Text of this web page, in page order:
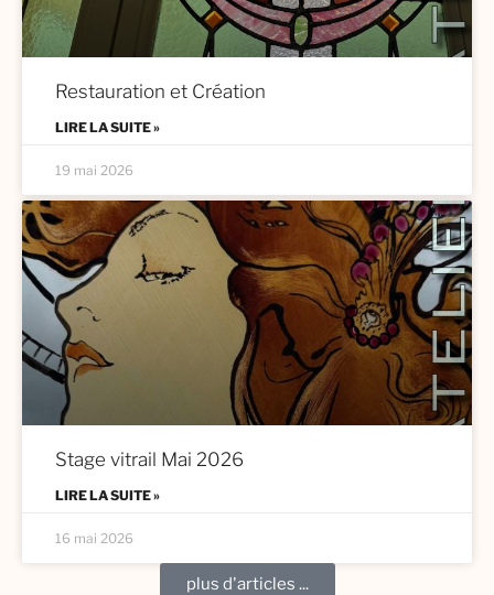
Restauration et Création
LIRE LA SUITE »
19 mai 2026
Stage vitrail Mai 2026
LIRE LA SUITE »
16 mai 2026
plus d'articles ...